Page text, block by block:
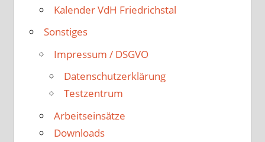
Kalender VdH Friedrichstal
Sonstiges
Impressum / DSGVO
Datenschutzerklärung
Testzentrum
Arbeitseinsätze
Downloads